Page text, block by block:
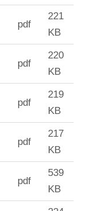
pdf
221
KB
pdf
220
KB
pdf
219
KB
pdf
217
KB
pdf
539
KB